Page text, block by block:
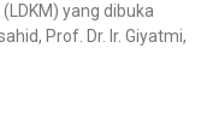
yang dibuka
Prof. Dr. Ir. Giyatmi,